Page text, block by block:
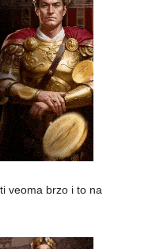
veoma brzo i to na